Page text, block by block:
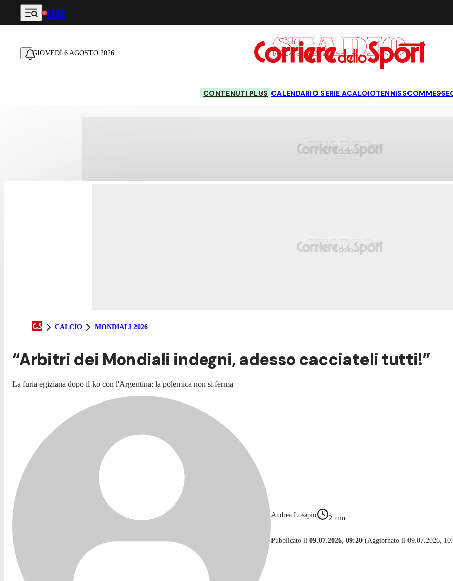
Vai al contenuto principale
LIVE
GIOVEDÌ 6 AGOSTO 2026
CONTENUTI PLUS CALENDARIO SERIE ACALCIOTENNISSCOMMESSE
CALCIO MONDIALI 2026
“Arbitri dei Mondiali indegni, adesso cacciateli tutti!”
La furia egiziana dopo il ko con l'Argentina: la polemica non si ferma
Andrea Losapio 2 min
Pubblicato il 09.07.2026, 09:20 (Aggiornato il 09.07.2026,